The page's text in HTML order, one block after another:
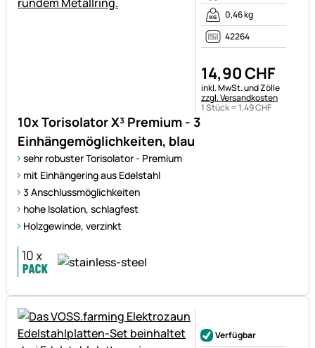
10x Torisolator X³ Premium - 3
Einhängemöglichkeiten, blau
sehr robuster Torisolator - Premium
mit Einhängering aus Edelstahl
3 Anschlussmöglichkeiten
hohe Isolation, schlagfest
Holzgewinde, verzinkt
0,46 kg
42264
14,90CHF
Steuerhinweis:
inkl. MwSt. und Zölle
zzgl. Versandkosten
1 Stück =1,49CHF
Verfügbar